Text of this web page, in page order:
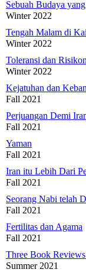
Sebuah Budaya
Winter 2022
Tengah Malam di
Winter 2022
Toleransi dan
Winter 2022
Kejatuhan dan
Fall 2021
Perjuangan Demi
Fall 2021
Yaman
Fall 2021
Iran itu Lebih Dari
Fall 2021
Seorang Nabi telah
Fall 2021
Fertilitas dan Agama
Fall 2021
Three Book
Summer 2021